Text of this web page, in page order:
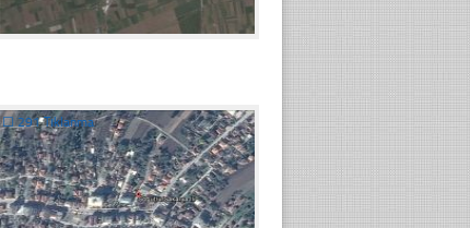
☐291 Tıklanma